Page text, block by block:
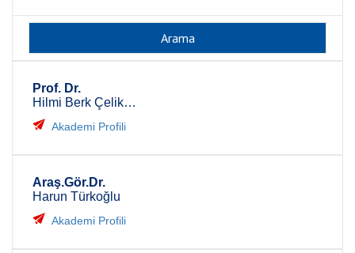
Prof. Dr.
Hilmi Berk Çelikoğlu
Akademi Profili
Araş.Gör.Dr.
Harun Türkoğlu
Akademi Profili